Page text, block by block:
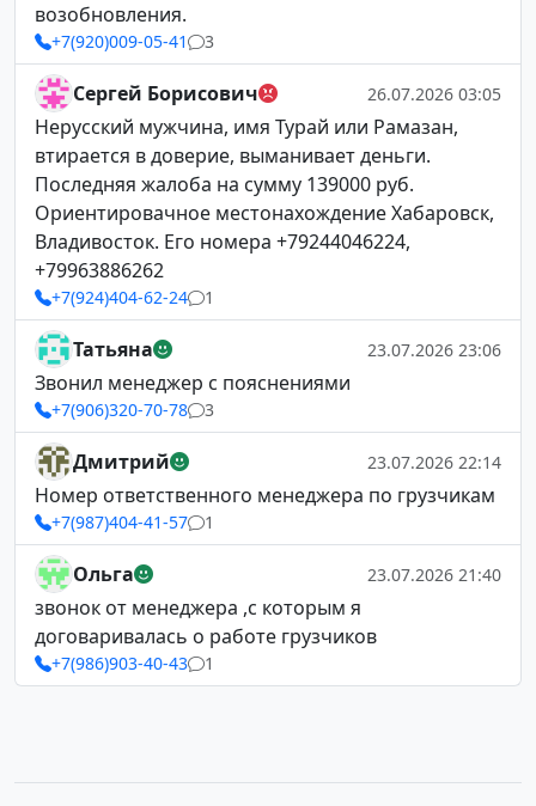
возобновления.
+7(920)009-05-41 3
Сергей Борисович 26.07.2026 03:05
Нерусский мужчина, имя Турай или Рамазан,
втирается в доверие, выманивает деньги.
Последняя жалоба на сумму 139000 руб.
Ориентировачное местонахождение Хабаровск,
Владивосток. Его номера +79244046224,
+79963886262
+7(924)404-62-24 1
Татьяна 23.07.2026 23:06
Звонил менеджер с пояснениями
+7(906)320-70-78 3
Дмитрий 23.07.2026 22:14
Номер ответственного менеджера по грузчикам
+7(987)404-41-57 1
Ольга 23.07.2026 21:40
звонок от менеджера ,с которым я
договаривалась о работе грузчиков
+7(986)903-40-43 1